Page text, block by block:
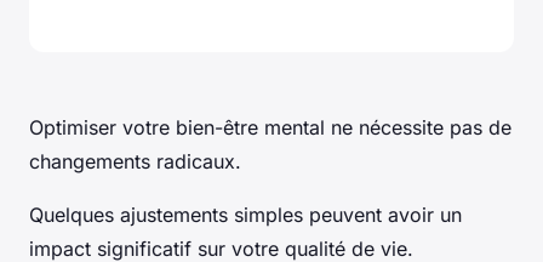
Optimiser votre bien-être mental ne nécessite pas de
changements radicaux.
Quelques ajustements simples peuvent avoir un
impact significatif sur votre qualité de vie.